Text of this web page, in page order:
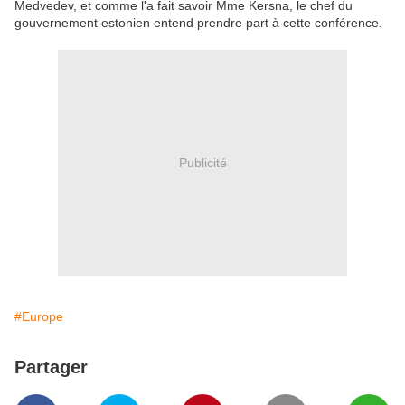
Medvedev, et comme l'a fait savoir Mme Kersna, le chef du
gouvernement estonien entend prendre part à cette conférence.
Publicité
#Europe
Partager